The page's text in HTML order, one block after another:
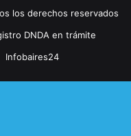
los derechos reservados
DNDA en trámite
Infobaires24